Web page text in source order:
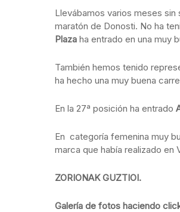
Llevábamos varios meses
maratón de Donosti. No ha
Plaza ha entrado en una muy
También hemos tenido
ha hecho una muy buena
En la 27ª posición ha entrado
En categoría femenina muy
marca que había realizado en
ZORIONAK GUZTIOI.
Galería de fotos haciendo